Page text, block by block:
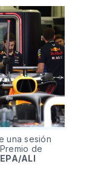
una sesión
de
ALI